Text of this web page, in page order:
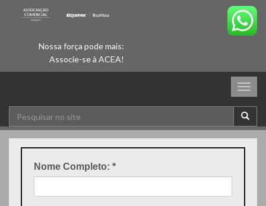
Nossa força pode mais:
Associe-se à ACEA!
Nome Completo: *